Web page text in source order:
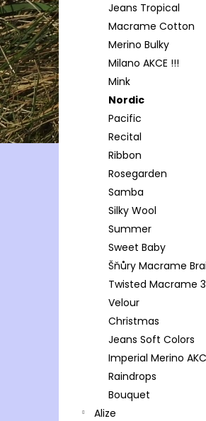
Jeans Tropical
Macrame Cotton
Merino Bulky
Milano AKCE !!!
Mink
Nordic
Pacific
Recital
Ribbon
Rosegarden
Samba
Silky Wool
Summer
Sweet Baby
Šňůry Macrame
Twisted Macrame
Velour
Christmas
Jeans Soft Colors
Imperial Merino
Raindrops
Bouquet
Alize